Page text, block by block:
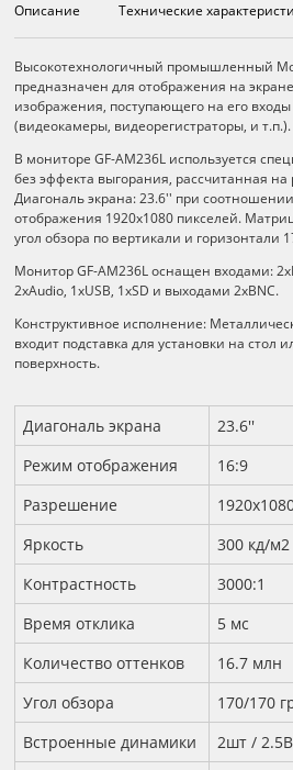
Описание Технические
Описание
Высокотехнологичный промышленный
предназначен для отображения на
изображения, поступающего на его
(видеокамеры, видеорегистраторы, и т.п.).
В мониторе GF-AM236L используется
без эффекта выгорания, рассчитанная
Диагональ экрана: 23.6'' при
отображения 1920x1080 пикселей.
угол обзора по вертикали и горизонтали
Монитор GF-AM236L оснащен входами:
2xAudio, 1xUSB, 1xSD и выходами 2xBNC.
Конструктивное исполнение:
входит подставка для установки на стол
поверхность.
Технические
Диагональ экрана
23.6''
Режим отображения
16:9
Разрешение
Яркость
300 кд/м2
Контрастность
3000:1
Время отклика
5 мс
Количество оттенков
16.7 млн
Угол обзора
170/170
Встроенные динамики
2шт /